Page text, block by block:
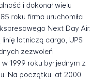
i dokonał wielu
roku firma uruchomiła
Next Day Air.
linię lotniczą cargo, UPS
zezwoleń
1999 roku był jednym z
Na początku lat 2000